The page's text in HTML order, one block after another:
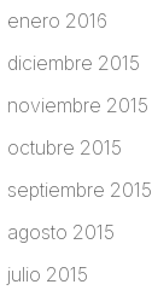
enero 2016
diciembre 2015
noviembre 2015
octubre 2015
septiembre 2015
agosto 2015
julio 2015